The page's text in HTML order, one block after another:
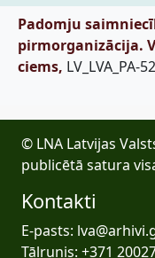
Padomju
pirmorganizācija.
ciems, LV_LVA_PA-
© LNA Latvijas
publicētā satura
Kontakti
E-pasts:
Tālrunis: +371